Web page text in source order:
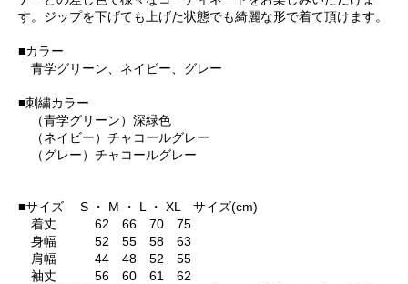
す。ジップを下げても上げた状態でも綺麗な形で着て頂けます。
■カラー
青学グリーン、ネイビー、グレー
■刺繍カラー
（青学グリーン）深緑色
（ネイビー）チャコールグレー
（グレー）チャコールグレー
■サイズ S ・ M ・ L ・ XL サイズ(cm)
着丈 62 66 70 75
身幅 52 55 58 63
肩幅 44 48 52 55
袖丈 56 60 61 62